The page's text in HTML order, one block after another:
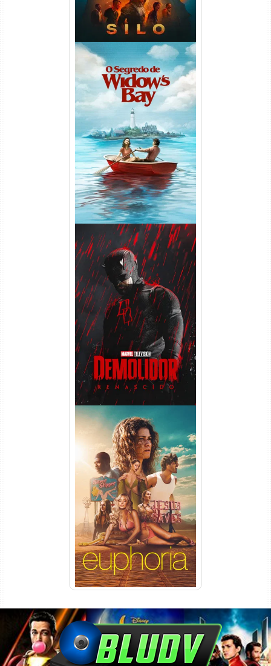
O Segredo de Widow’s Bay
1ª Temporada Torrent (2026)
WEB-DL 1080p Dual Áudio
Demolidor: Renascido 2ª
Temporada (2026) WEB-DL
1080p Dual Áudio
Euphoria 3ª Temporada
Torrent (2026) WEB-DL 1080p
Dual Áudio